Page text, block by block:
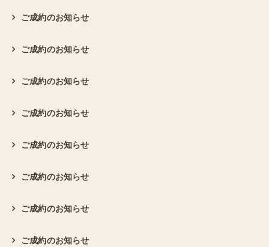
ご成約のお知らせ
ご成約のお知らせ
ご成約のお知らせ
ご成約のお知らせ
ご成約のお知らせ
ご成約のお知らせ
ご成約のお知らせ
ご成約のお知らせ